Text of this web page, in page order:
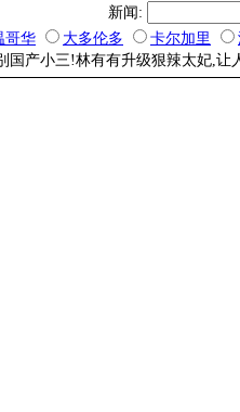
新闻:
哥华 大多伦多 卡尔加里
国产小三!林有有升级狠辣太妃,让